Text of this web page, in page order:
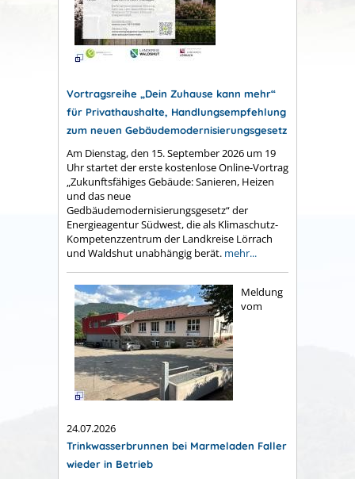
Vortragsreihe „Dein Zuhause kann mehr“
für Privathaushalte, Handlungsempfehlung
zum neuen Gebäudemodernisierungsgesetz
Am Dienstag, den 15. September 2026 um 19
Uhr startet der erste kostenlose Online-Vortrag
„Zukunftsfähiges Gebäude: Sanieren, Heizen
und das neue
Gedbäudemodernisierungsgesetz“ der
Energieagentur Südwest, die als Klimaschutz-
Kompetenzzentrum der Landkreise Lörrach
und Waldshut unabhängig berät. mehr...
Meldung
vom
24.07.2026
Trinkwasserbrunnen bei Marmeladen Faller
wieder in Betrieb